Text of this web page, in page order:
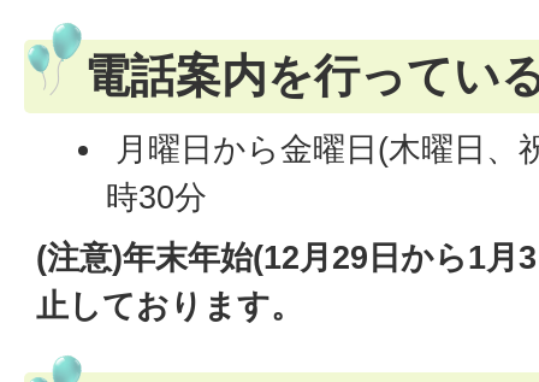
電話案内を行ってい
月曜日から金曜日(木曜日、
時30分
(注意)年末年始(12月29日から1月
止しております。